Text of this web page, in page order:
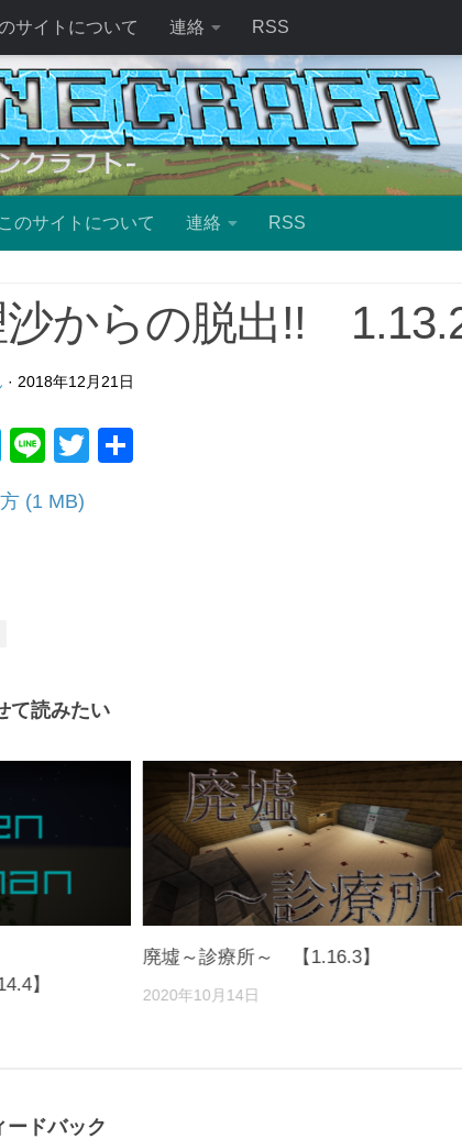
サイトについて 連絡 RSS
このサイトについて 連絡 RSS
沙からの脱出!!
· 2018年12月21日
Hatena
LineTwitter
て読みたい
廃墟～診療所～ 【1.16.3】
2020年10月14日
】
ードバック